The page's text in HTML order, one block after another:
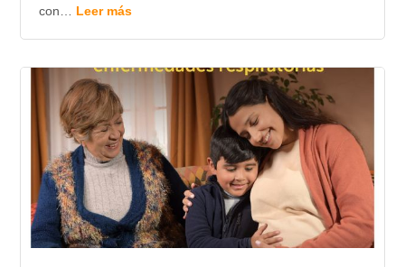
con… Leer más